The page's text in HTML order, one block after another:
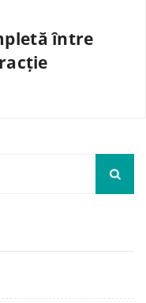
între